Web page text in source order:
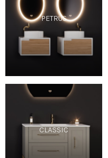
PETRUS
CLASSIC